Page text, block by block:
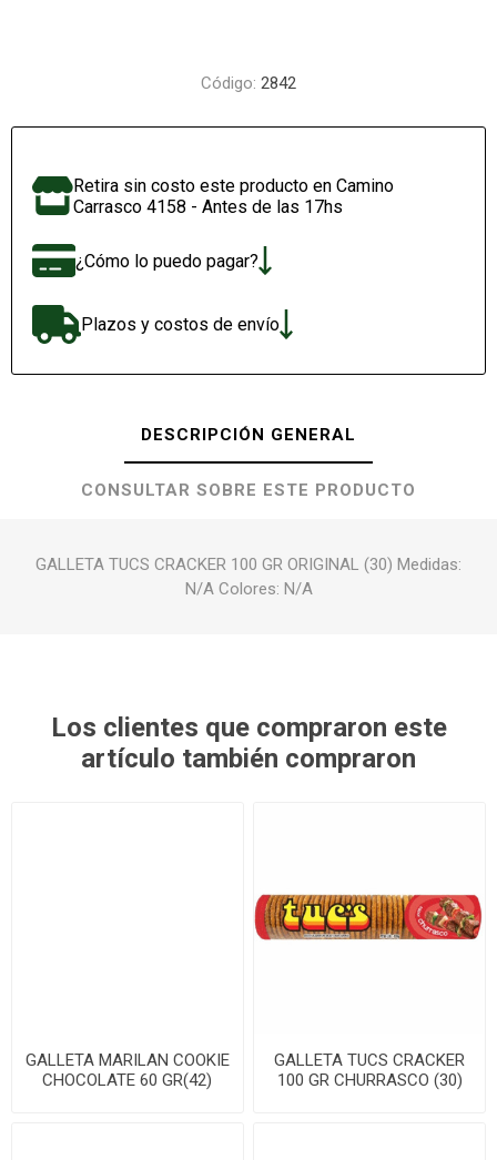
Código: 2842
Retira sin costo este producto en Camino
Carrasco 4158 - Antes de las 17hs
¿Cómo lo puedo pagar?
Plazos y costos de envío
DESCRIPCIÓN GENERAL
CONSULTAR SOBRE ESTE PRODUCTO
GALLETA TUCS CRACKER 100 GR ORIGINAL (30) Medidas:
N/A Colores: N/A
Los clientes que compraron este
artículo también compraron
GALLETA MARILAN COOKIE
CHOCOLATE 60 GR(42)
GALLETA TUCS CRACKER
100 GR CHURRASCO (30)